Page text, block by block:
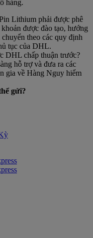
hàng.
Lithium phải được phê
được đào tạo, hướng
theo các quy định
tục của DHL.
DHL chấp thuận trước?
hỗ trợ và đưa ra các
gia về Hàng Nguy hiểm
gửi?